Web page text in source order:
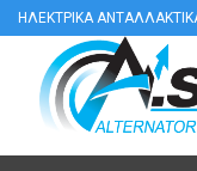
Μετάβαση
στο
περιεχόμενο
ΗΛΕΚΤΡΙΚΑ